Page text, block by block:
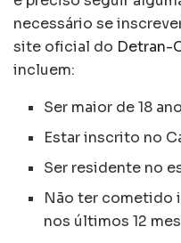
necessário se
site oficial do Detran-
incluem:
Ser maior de 18
Estar inscrito no
Ser residente no
Não ter cometido
nos últimos 12